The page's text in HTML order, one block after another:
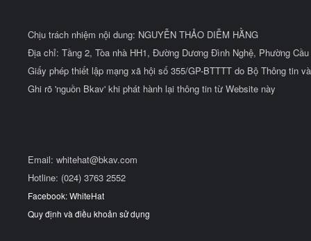
Chịu trách nhiệm nội dung: NGUYỄN THẢO DIỄM HẰNG
Địa chỉ: Tầng 2, Tòa nhà HH1, Đường Dương Đình Nghệ, Phường
Giấy phép thiết lập mạng xã hội số 355/GP-BTTTT do Bộ Thông tin
Ghi rõ 'nguồn Bkav' khi phát hành lại thông tin từ Website này
Email: whitehat@bkav.com
Hotline: (024) 3763 2552
Facebook: WhiteHat
Quy định và điều khoản sử dụng